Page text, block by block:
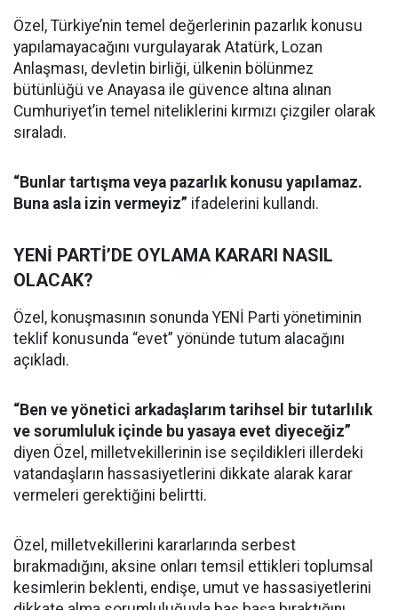
Özel, Türkiye’nin temel değerlerinin pazarlık konusu
yapılamayacağını vurgulayarak Atatürk, Lozan
Anlaşması, devletin birliği, ülkenin bölünmez
bütünlüğü ve Anayasa ile güvence altına alınan
Cumhuriyet’in temel niteliklerini kırmızı çizgiler olarak
sıraladı.
“Bunlar tartışma veya pazarlık konusu yapılamaz.
Buna asla izin vermeyiz” ifadelerini kullandı.
YENİ PARTİ’DE OYLAMA KARARI NASIL
OLACAK?
Özel, konuşmasının sonunda YENİ Parti yönetiminin
teklif konusunda “evet” yönünde tutum alacağını
açıkladı.
“Ben ve yönetici arkadaşlarım tarihsel bir tutarlılık
ve sorumluluk içinde bu yasaya evet diyeceğiz”
diyen Özel, milletvekillerinin ise seçildikleri illerdeki
vatandaşların hassasiyetlerini dikkate alarak karar
vermeleri gerektiğini belirtti.
Özel, milletvekillerini kararlarında serbest
bırakmadığını, aksine onları temsil ettikleri toplumsal
kesimlerin beklenti, endişe, umut ve hassasiyetlerini